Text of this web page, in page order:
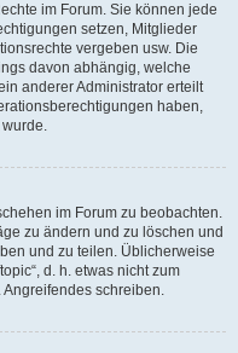
im Forum. Sie können jede
setzen, Mitglieder
vergeben usw. Die
davon abhängig, welche
anderer Administrator erteilt
haben,
im Forum zu beobachten.
zu ändern und zu löschen und
und zu teilen. Üblicherweise
d. h. etwas nicht zum
schreiben.